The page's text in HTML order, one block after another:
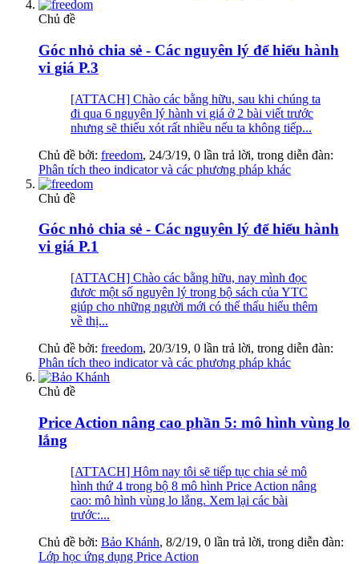
Chủ đề
Góc nhỏ chia sẻ - Các nguyên lý để hiểu hành
vi giá P.3
[ATTACH] Chào các bằng hữu, sau khi chúng ta
đi qua 6 nguyên lý hành vi giá ở 2 bài viết trước
nhưng sẽ thiếu xót rất nhiều nếu ta không tiếp...
Chủ đề bởi: freedom, 24/3/19, 0 lần trả lời, trong diễn đàn:
Phân tích theo indicator và các phương pháp khác
Chủ đề
Góc nhỏ chia sẻ - Các nguyên lý để hiểu hành
vi giá P.1
[ATTACH] Chào các bằng hữu, nay mình đọc
đươc một số nguyên lý trong bộ sách của YTC
giúp cho những người mới có thể thấu hiểu thêm
về thị...
Chủ đề bởi: freedom, 20/3/19, 0 lần trả lời, trong diễn đàn:
Phân tích theo indicator và các phương pháp khác
Chủ đề
Price Action nâng cao phần 5: mô hình vùng lo
lắng
[ATTACH] Hôm nay tôi sẽ tiếp tục chia sẻ mô
hình thứ 4 trong bộ 8 mô hình Price Action nâng
cao: mô hình vùng lo lắng. Xem lại các bài
trước:...
Chủ đề bởi: Bảo Khánh, 8/2/19, 0 lần trả lời, trong diễn đàn:
Lớp học ứng dụng Price Action